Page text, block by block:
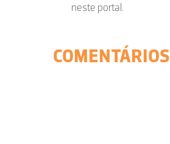
neste portal.
COMENTÁRIOS